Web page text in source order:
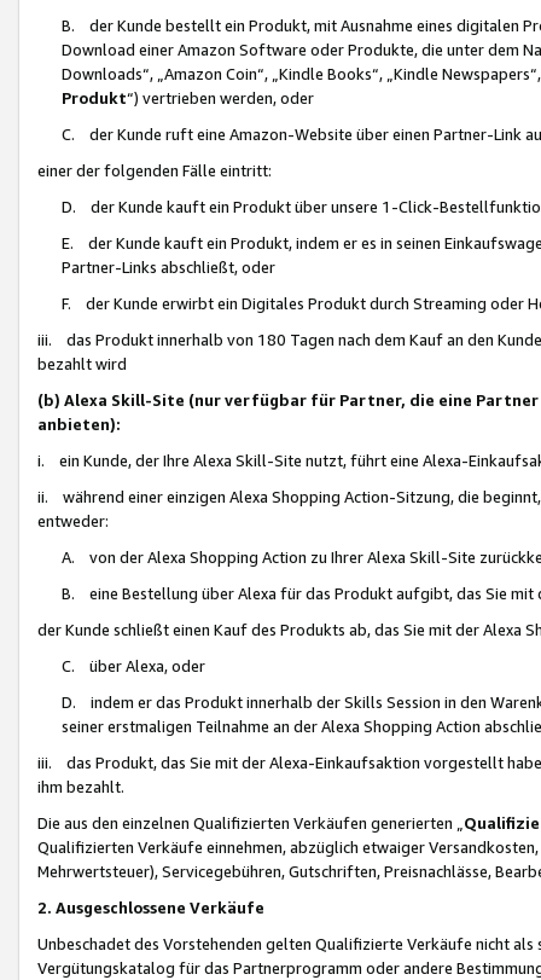
B. der Kunde bestellt ein Produkt, mit Ausnahme eines digitalen
Download einer Amazon Software oder Produkte, die unter dem
Downloads“, „Amazon Coin“, „Kindle Books“, „Kindle
Produkt“) vertrieben werden, oder
C. der Kunde ruft eine Amazon-Website über einen Partner-Link
einer der folgenden Fälle eintritt:
D. der Kunde kauft ein Produkt über unsere 1-Click-
E. der Kunde kauft ein Produkt, indem er es in seinen
Partner-Links abschließt, oder
F. der Kunde erwirbt ein Digitales Produkt durch Streaming oder
iii. das Produkt innerhalb von 180 Tagen nach dem Kauf an den
bezahlt wird
(b) Alexa Skill-Site (nur verfügbar für Partner, die eine
anbieten):
i. ein Kunde, der Ihre Alexa Skill-Site nutzt, führt eine Alexa-
ii. während einer einzigen Alexa Shopping Action-Sitzung, die
entweder:
A. von der Alexa Shopping Action zu Ihrer Alexa Skill-Site
B. eine Bestellung über Alexa für das Produkt aufgibt, das Sie mit
der Kunde schließt einen Kauf des Produkts ab, das Sie mit der Alexa
C. über Alexa, oder
D. indem er das Produkt innerhalb der Skills Session in den
seiner erstmaligen Teilnahme an der Alexa Shopping Action
iii. das Produkt, das Sie mit der Alexa-Einkaufsaktion vorgestellt
ihm bezahlt.
Die aus den einzelnen Qualifizierten Verkäufen generierten „
Qualifizierten Verkäufe einnehmen, abzüglich etwaiger
Mehrwertsteuer), Servicegebühren, Gutschriften, Preisnachlässe,
2. Ausgeschlossene Verkäufe
Unbeschadet des Vorstehenden gelten Qualifizierte Verkäufe nicht
Vergütungskatalog für das Partnerprogramm oder andere